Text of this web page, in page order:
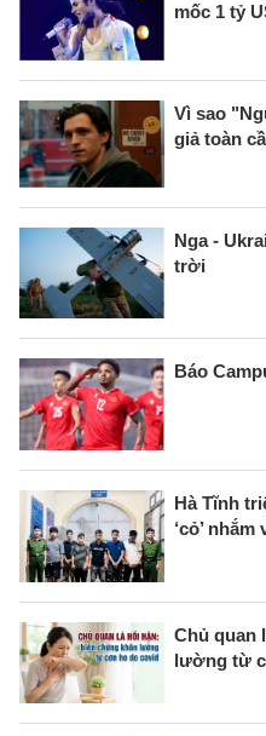
mốc 1 tỷ
Vì sao
giả toàn
Nga -
trời
Báo
Hà Tĩnh
‘cỏ’
Chủ quan
lường từ